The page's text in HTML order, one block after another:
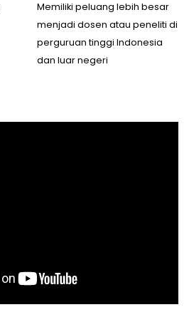
Memiliki peluang lebih besar
menjadi dosen atau peneliti di
perguruan tinggi Indonesia
dan luar negeri